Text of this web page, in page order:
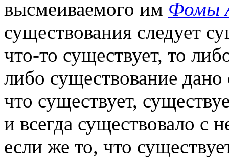
высмеиваемого им Фомы
существования следует
что-то существует, то
либо существование
что существует,
и всегда существовало с
если же то, что